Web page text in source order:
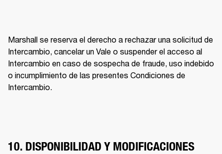
Marshall se reserva el derecho a rechazar una solicitud de
Intercambio, cancelar un Vale o suspender el acceso al
Intercambio en caso de sospecha de fraude, uso indebido
o incumplimiento de las presentes Condiciones de
Intercambio.
10. DISPONIBILIDAD Y MODIFICACIONES